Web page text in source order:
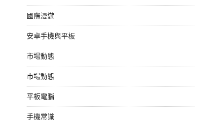
國際漫遊
安卓手機與平板
市場動態
市場動態
平板電腦
手機常識